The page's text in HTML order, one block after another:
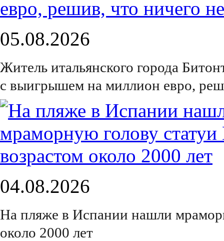
05.08.2026
Житель итальянского города
с выигрышем на миллион евро,
04.08.2026
На пляже в Испании нашли
около 2000 лет